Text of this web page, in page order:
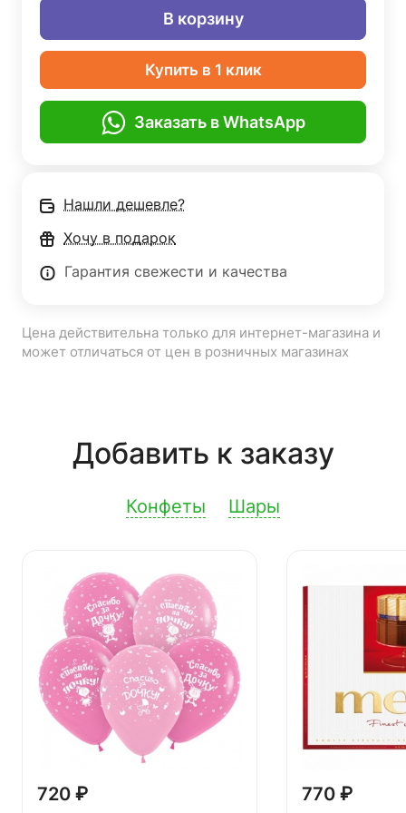
В корзину
Купить в 1 клик
Заказать в WhatsApp
Нашли дешевле?
Хочу в подарок
Гарантия свежести и качества
Цена действительна только для интернет-магазина и
может отличаться от цен в розничных магазинах
Добавить к заказу
Конфеты Шары
720 ₽ 770 ₽